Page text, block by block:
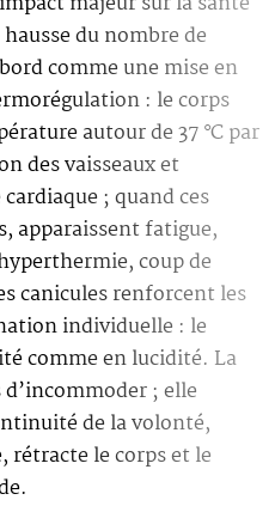
du nombre de
comme une mise en
: le corps
autour de 37 °C par
des vaisseaux et
; quand ces
apparaissent fatigue,
coup de
canicules renforcent les
individuelle : le
comme en lucidité. La
; elle
de la volonté,
rétracte le corps et le